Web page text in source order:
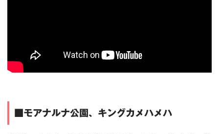
■モアナルナ公園、キングカメハメハ